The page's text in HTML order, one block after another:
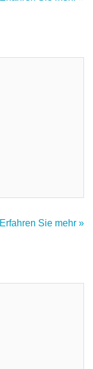
Erfahren Sie mehr »